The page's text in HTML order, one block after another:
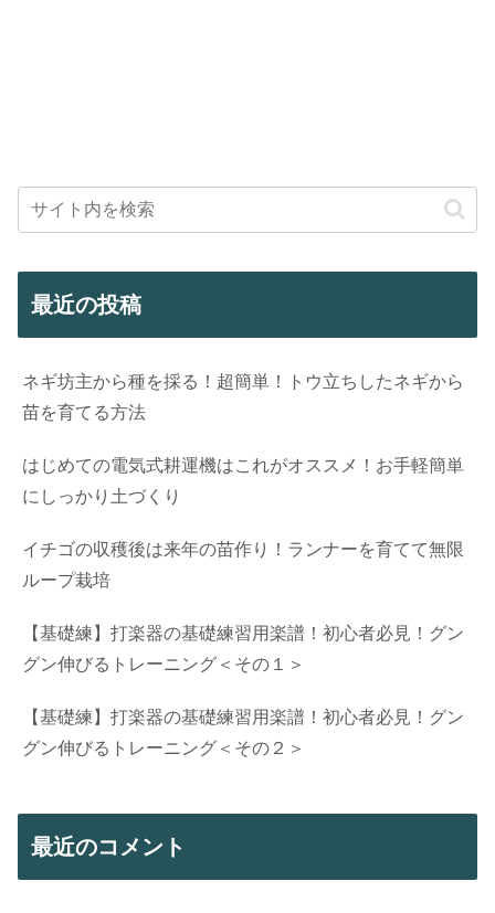
最近の投稿
ネギ坊主から種を採る！超簡単！トウ立ちしたネギから
苗を育てる方法
はじめての電気式耕運機はこれがオススメ！お手軽簡単
にしっかり土づくり
イチゴの収穫後は来年の苗作り！ランナーを育てて無限
ループ栽培
【基礎練】打楽器の基礎練習用楽譜！初心者必見！グン
グン伸びるトレーニング＜その１＞
【基礎練】打楽器の基礎練習用楽譜！初心者必見！グン
グン伸びるトレーニング＜その２＞
最近のコメント